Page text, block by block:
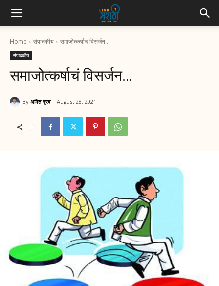
Home संपादकीय समाजोत्कर्षाचं विसर्जन…
संपादकीय
समाजोत्कर्षाचं विसर्जन…
By अमित गुरव August 28, 2021